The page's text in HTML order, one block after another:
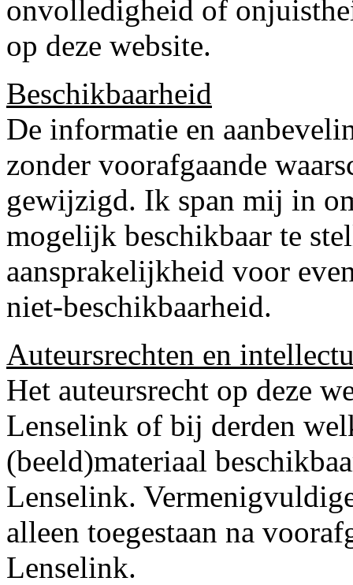
onvolledigheid of
op deze website.
Beschikbaarheid
De informatie en
zonder voorafgaande
gewijzigd. Ik span mij in
mogelijk beschikbaar te
aansprakelijkheid voor
niet-beschikbaarheid.
Auteursrechten en
Het auteursrecht op deze
Lenselink of bij derden
(beeld)materiaal
Lenselink.
alleen toegestaan na
Lenselink.